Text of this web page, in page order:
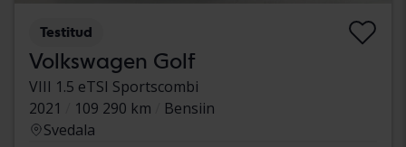
Testitud
Volkswagen Golf
VIII 1.5 eTSI Sportscombi
2021
109 290 km
Bensiin
Svedala